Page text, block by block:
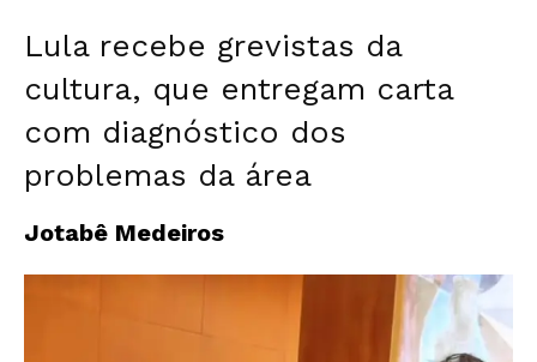
Lula recebe grevistas da
cultura, que entregam carta
com diagnóstico dos
problemas da área
Jotabê Medeiros